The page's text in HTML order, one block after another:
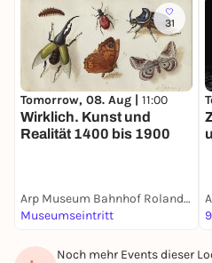
31
Tomorrow, 08. Aug | 11:00
Wirklich. Kunst und
Realität 1400 bis 1900
Arp Museum Bahnhof Rolandseck
Museumseintritt
Noch mehr Events dieser